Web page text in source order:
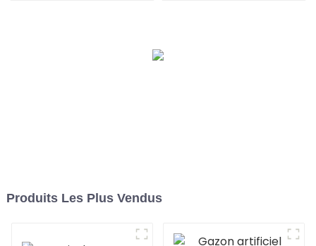
Produits Les Plus Vendus